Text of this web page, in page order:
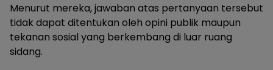
Menurut mereka, jawaban atas pertanyaan tersebut
tidak dapat ditentukan oleh opini publik maupun
tekanan sosial yang berkembang di luar ruang
sidang.